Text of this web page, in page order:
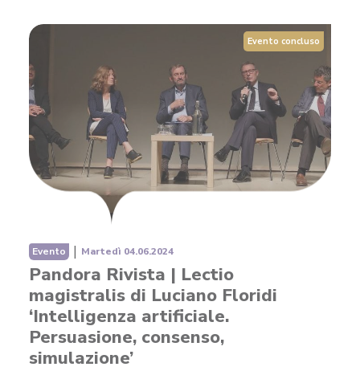
Evento concluso
Evento | Martedì 04.06.2024
Pandora Rivista | Lectio
magistralis di Luciano Floridi
‘Intelligenza artificiale.
Persuasione, consenso,
simulazione’